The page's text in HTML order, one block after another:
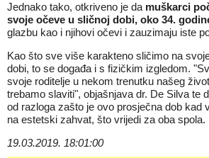
Jednako tako, otkriveno je da muškarci
svoje očeve u sličnoj dobi, oko 34.
glazbu kao i njihovi očevi i zauzimaju iste
Kao što sve više karakteno sličimo na
dobi, to se događa i s fizičkim izgledom.
svoje roditelje u nekom trenutku našeg
trebamo slaviti", objašnjava dr. De Silva te
od razloga zašto je ovo prosječna dob kad
na estetski zahvat, što vrijedi za oba spola.
19.03.2019. 18:01:00